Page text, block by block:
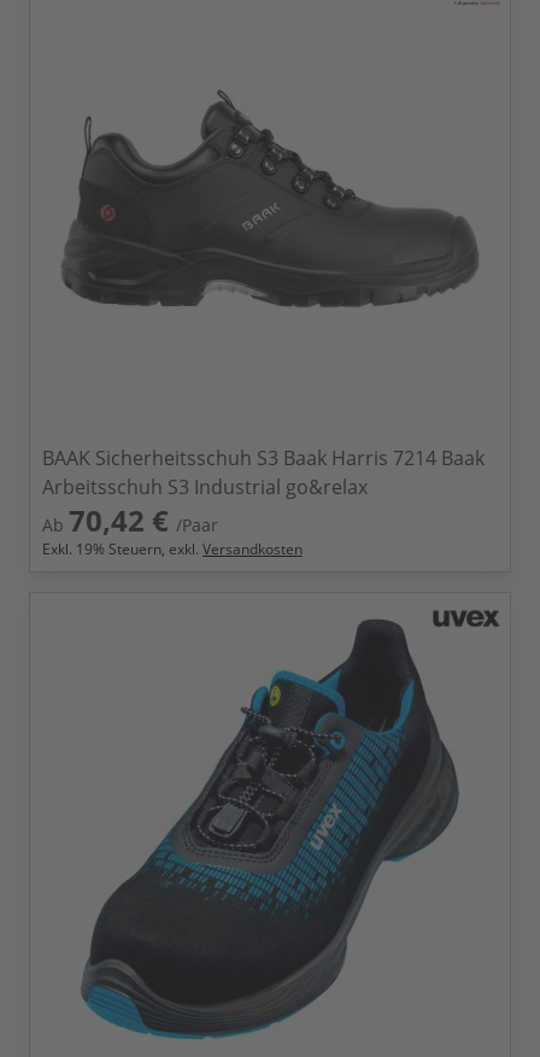
BAAK Sicherheitsschuh S3 Baak Harris 7214 Baak
Arbeitsschuh S3 Industrial go&relax
Ab 70,42 € /Paar
Exkl. 19% Steuern, exkl. Versandkosten